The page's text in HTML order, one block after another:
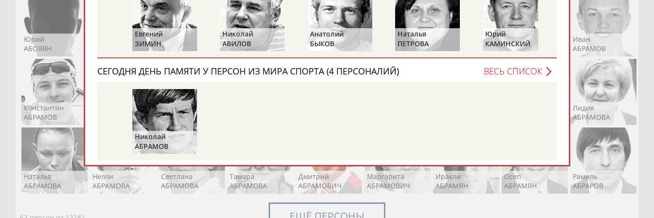
Юрий
АБОВЯН
Виктор
АБОИМОВ
Элизабет
АБРААМЯН
Захария
АБРАМАШВИЛИ
Александр
АБРАМОВ
Андрей
Валерий
АБРАМОВ
Иван
АБРАМОВ
Константин
АБРАМОВ
Николай
АБРАМОВ
Лидия
АБРАМОВА
Наталья
АБРАМОВА
Нелли
АБРАМОВА
Светлана
АБРАМОВА
Тамара
АБРАМОВА
Дмитрий
АБРАМОВИЧ
Маргарита
АБРАМОВИЧ
Иракли
АБРАМЯН
Осеп
АБРАМЯН
Рамиль
АБРАРОВ
Евгений
Николай
АВИЛОВ
Анатолий
БЫКОВ
Наталья
ПЕТРОВА
Юрий
КАМИНСКИЙ
Георгий
ШАЙДУКО
Дмитрий
ГАБРИИЛОВ
СЕГОДНЯ ДЕНЬ ПАМЯТИ У ПЕРСОН ИЗ МИРА СПОРТА (4 ПЕРСОНАЛИЙ) ВЕСЬ СПИСОК
Николай
АБРАМОВ
Борис
Галина
Ахмед